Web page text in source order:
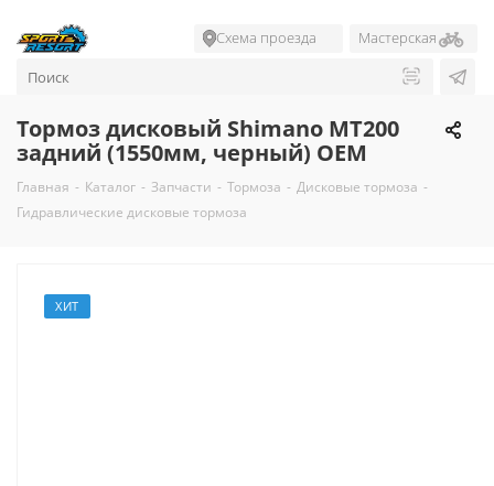
Схема проезда Мастерская
Тормоз дисковый Shimano MT200
задний (1550мм, черный) OEM
Главная - Каталог - Запчасти - Тормоза - Дисковые тормоза -
Гидравлические дисковые тормоза
ХИТ